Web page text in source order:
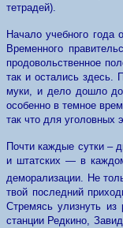
тетрадей).
Начало учебного
Временного
продовольственное
так и остались здесь.
муки, и дело дошло до
особенно в темное
так что для уголовных
Почти каждые сутки –
и штатских — в
деморализации. Не
твой последний
Стремясь улизнуть из
станции Редкино,